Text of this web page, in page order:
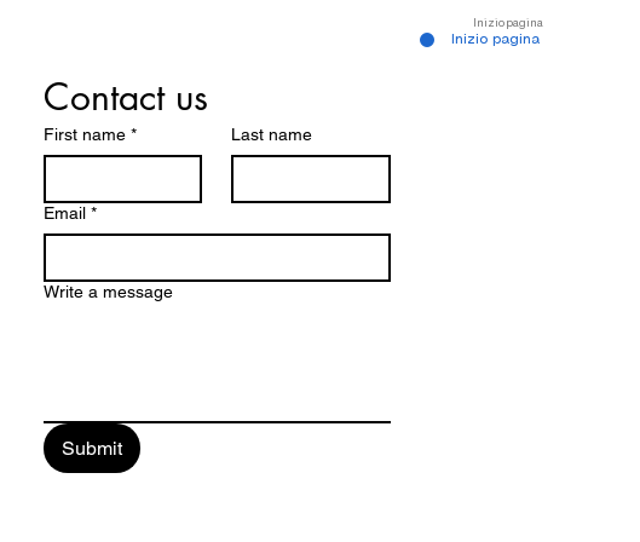
Inizio pagina
Contact us
First name * Last name
Email *
Write a message
Submit
Inizio pagina